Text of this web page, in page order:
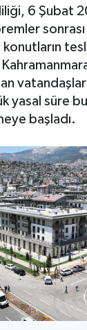
6 Şubat
yasal süre
başladı.